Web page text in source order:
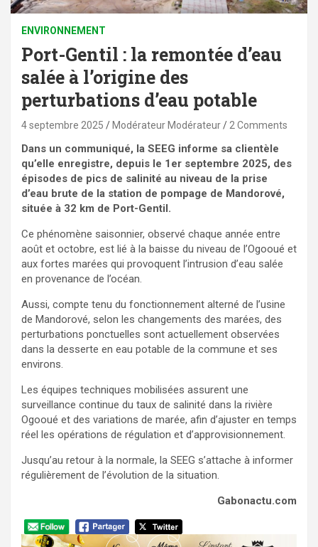
ENVIRONNEMENT
Port-Gentil : la remontée d’eau
salée à l’origine des
perturbations d’eau potable
4 septembre 2025 Modérateur Modérateur 2 Comments
Dans un communiqué, la SEEG informe sa clientèle
qu’elle enregistre, depuis le 1er septembre 2025, des
épisodes de pics de salinité au niveau de la prise
d’eau brute de la station de pompage de Mandorové,
située à 32 km de Port-Gentil.
Ce phénomène saisonnier, observé chaque année entre
août et octobre, est lié à la baisse du niveau de l’Ogooué et
aux fortes marées qui provoquent l’intrusion d’eau salée
en provenance de l’océan.
Aussi, compte tenu du fonctionnement alterné de l’usine
de Mandorové, selon les changements des marées, des
perturbations ponctuelles sont actuellement observées
dans la desserte en eau potable de la commune et ses
environs.
Les équipes techniques mobilisées assurent une
surveillance continue du taux de salinité dans la rivière
Ogooué et des variations de marée, afin d’ajuster en temps
réel les opérations de régulation et d’approvisionnement.
Jusqu’au retour à la normale, la SEEG s’attache à informer
régulièrement de l’évolution de la situation.
Gabonactu.com